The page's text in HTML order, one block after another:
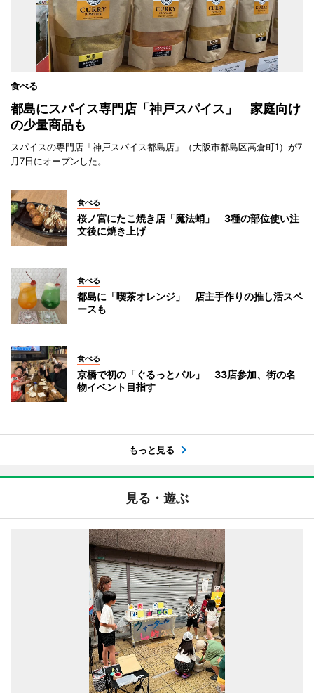
食べる
都島にスパイス専門店「神戸スパイス」 家庭向け
の少量商品も
スパイスの専門店「神戸スパイス都島店」（大阪市都島区高倉町1）が7
月7日にオープンした。
食べる
桜ノ宮にたこ焼き店「魔法蛸」 3種の部位使い注
文後に焼き上げ
食べる
都島に「喫茶オレンジ」 店主手作りの推し活スペ
ースも
食べる
京橋で初の「ぐるっとバル」 33店参加、街の名
物イベント目指す
もっと見る
見る・遊ぶ